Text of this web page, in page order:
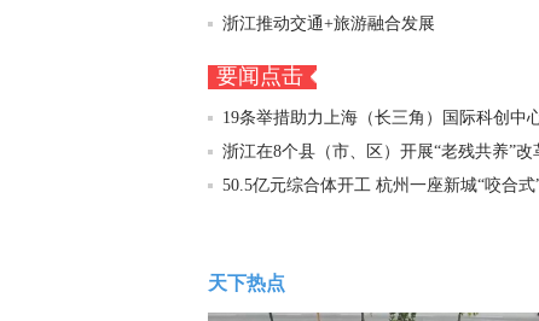
浙江推动交通+旅游融合发展
要闻点击
19条举措助力上海（长三角）国际科创中
浙江在8个县（市、区）开展“老残共养”改
50.5亿元综合体开工 杭州一座新城“咬合式
天下热点